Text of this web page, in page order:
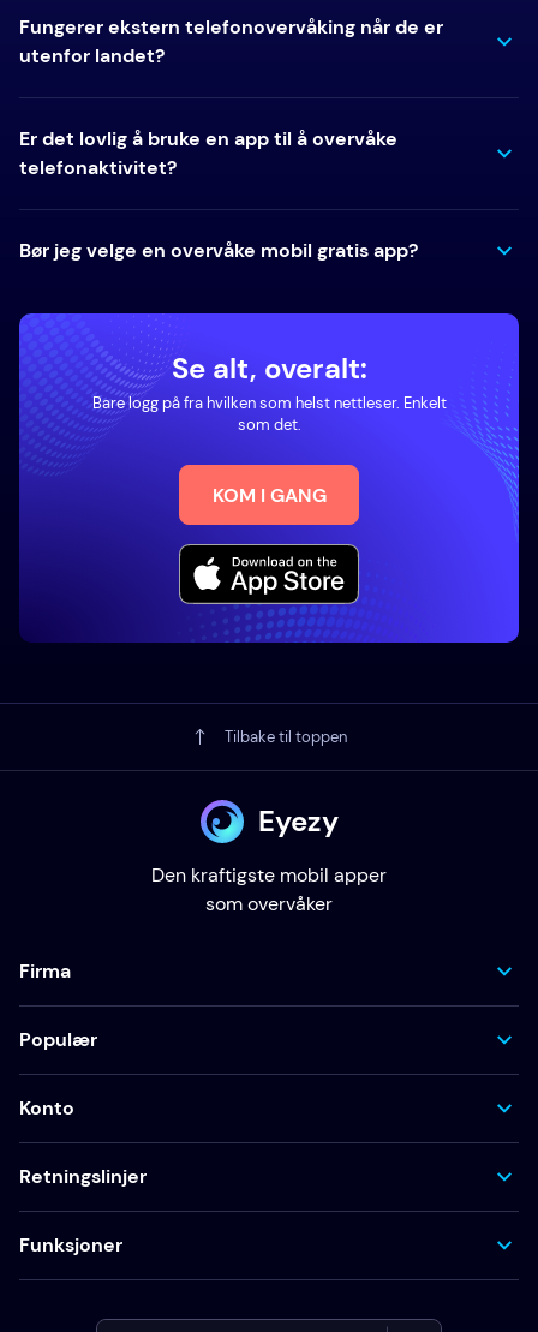
Fungerer ekstern telefonovervåking når de er
utenfor landet?
Er det lovlig å bruke en app til å overvåke
telefonaktivitet?
Bør jeg velge en overvåke mobil gratis app?
Se alt, overalt:
Bare logg på fra hvilken som helst nettleser. Enkelt
som det.
KOM I GANG
Tilbake til toppen
Eyezy
Den kraftigste mobil apper
som overvåker
Firma
Populær
Konto
Retningslinjer
Funksjoner